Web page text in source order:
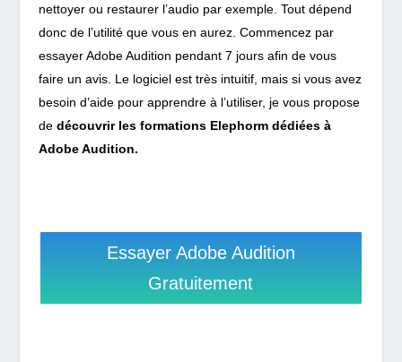
nettoyer ou restaurer l’audio par exemple. Tout dépend
donc de l’utilité que vous en aurez. Commencez par
essayer Adobe Audition pendant 7 jours afin de vous
faire un avis. Le logiciel esttrès intuitif, mais si vous avez
besoin d’aide pourapprendre à l’utiliser, je vous propose
dedécouvrir les formations Elephorm dédiées à
Adobe Audition.
Essayer Adobe Audition
Gratuitement